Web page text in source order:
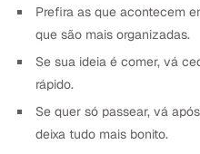
Prefira as que acontecem
que são mais organizadas.
Se sua ideia é comer, vá
rápido.
Se quer só passear, vá
deixa tudo mais bonito.